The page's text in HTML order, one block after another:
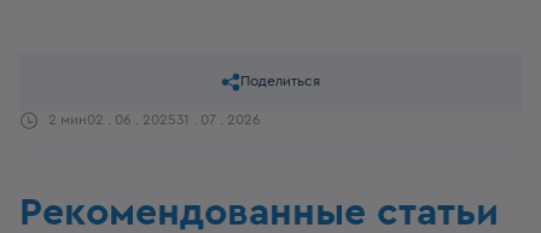
2 мин02 . 06 . 202531 . 07 . 2026
Поделиться
Рекомендованные статьи